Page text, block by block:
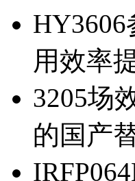
用效率
3205场
的国产